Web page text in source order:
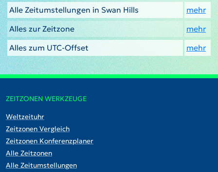
Alle Zeitumstellungen in Swan Hills
mehr
Alles zur Zeitzone
mehr
Alles zum UTC-Offset
mehr
ZEITZONEN WERKZEUGE
Weltzeituhr
Zeitzonen Vergleich
Zeitzonen Konferenzplaner
Alle Zeitzonen
Alle Zeitumstellungen